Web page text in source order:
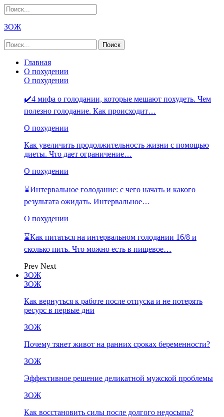
ЗОЖ
Главная
О похудении
О похудении
✔️4 мифа о голодании, которые мешают похудеть. Чем
полезно голодание. Как происходит…
О похудении
Как увеличить продолжительность жизни с помощью
диеты. Что дает ограничение…
О похудении
⌛Интервальное голодание: с чего начать и какого
результата ожидать. Интервальное…
О похудении
⌛Как питаться на интервальном голодании 16/8 и
сколько пить. Что можно есть в пищевое…
Prev Next
ЗОЖ
ЗОЖ
Как вернуться к работе после отпуска и не потерять
ресурс в первые дни
ЗОЖ
Почему тянет живот на ранних сроках беременности?
ЗОЖ
Эффективное решение деликатной мужской проблемы
ЗОЖ
Как восстановить силы после долгого недосыпа?